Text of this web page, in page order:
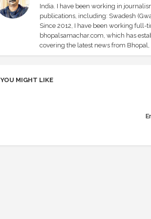
India. I have been working in
publications, including: Swadesh
Since 2012, I have been working
bhopalsamachar.com, which has
covering the latest news from Bhopal,
YOU MIGHT LIKE